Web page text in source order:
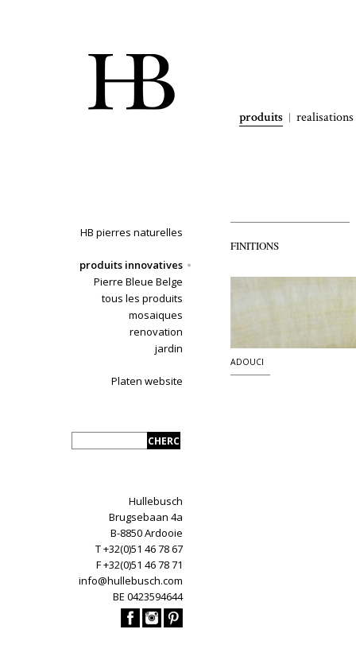
produits realisations
HB pierres naturelles
produits innovatives
Pierre Bleue Belge
tous les produits
mosaiques
renovation
jardin
Platen website
Hullebusch
Brugsebaan 4a
B-8850 Ardooie
T +32(0)51 46 78 67
F +32(0)51 46 78 71
info@hullebusch.com
BE 0423594644
FINITIONS
ADOUCI